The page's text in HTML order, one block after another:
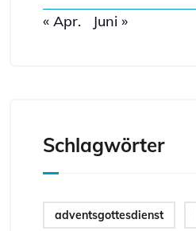
« Apr. Juni »
Schlagwörter
adventsgottesdienst